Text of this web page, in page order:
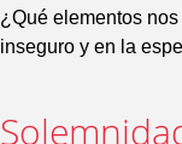
¿Qué elementos
inseguro y en la